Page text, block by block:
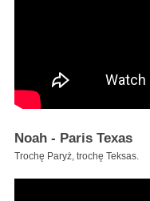
Noah - Paris Texas
Trochę Paryż, trochę Teksas.